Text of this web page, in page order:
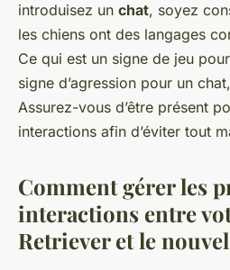
introduisez un chat, soyez
les chiens ont des langages
Ce qui est un signe de jeu
signe d’agression pour un
Assurez-vous d’être présent
interactions afin d’éviter tout
Comment gérer les
interactions entre
Retriever et le